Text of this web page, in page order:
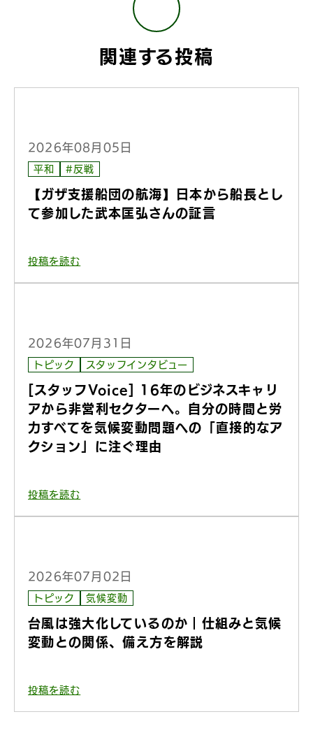
関連する投稿
2026年08月05日
平和 #反戦
【ガザ支援船団の航海】日本から船長とし
て参加した武本匡弘さんの証言
投稿を読む
2026年07月31日
トピック スタッフインタビュー
[スタッフVoice] 16年のビジネスキャリ
アから非営利セクターへ。自分の時間と労
力すべてを気候変動問題への「直接的なア
クション」に注ぐ理由
投稿を読む
2026年07月02日
トピック 気候変動
台風は強大化しているのか｜仕組みと気候
変動との関係、備え方を解説
投稿を読む